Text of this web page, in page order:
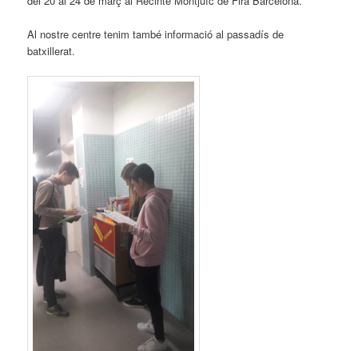
Al nostre centre tenim també informació al passadís de
batxillerat.